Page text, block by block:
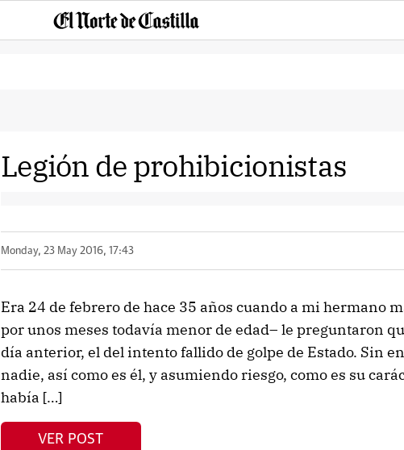
Legión de prohibicionistas
Monday, 23 May 2016, 17:43
Era 24 de febrero de hace 35 años cuando a mi hermano
por unos meses todavía menor de edad– le preguntaron
día anterior, el del intento fallido de golpe de Estado. Sin
nadie, así como es él, y asumiendo riesgo, como es su
había […]
VER POST